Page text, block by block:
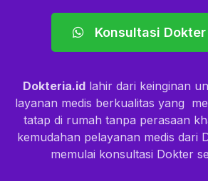
Konsultasi
Dokteria.id lahir dari keinginan
layanan medis berkualitas yang
tatap di rumah tanpa perasaan
kemudahan pelayanan medis dari
memulai konsultasi Dokter